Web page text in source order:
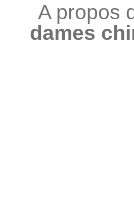
A propos
dames